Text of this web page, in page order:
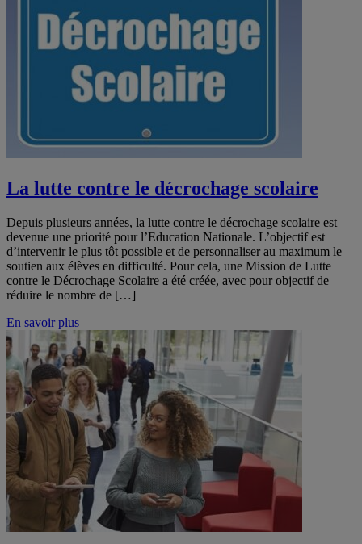
La lutte contre le décrochage scolaire
Depuis plusieurs années, la lutte contre le décrochage scolaire est
devenue une priorité pour l’Education Nationale. L’objectif est
d’intervenir le plus tôt possible et de personnaliser au maximum le
soutien aux élèves en difficulté. Pour cela, une Mission de Lutte
contre le Décrochage Scolaire a été créée, avec pour objectif de
réduire le nombre de […]
En savoir plus